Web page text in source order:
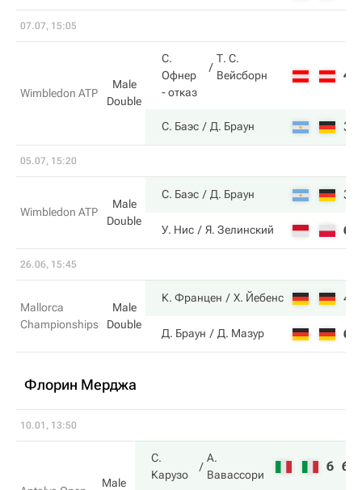
07.07, 15:05
Wimbledon ATP
Male
Double
С.
Офнер
Т. С.
Вейсборн
- отказ
4
С. Баэс Д. Браун 3
05.07, 15:20
Wimbledon ATP
Male
Double
С. Баэс Д. Браун 3
У. Нис Я. Зелинский 6
26.06, 15:45
Mallorca
Championships
Male
Double
К. Францен Х. Йебенс 4
Д. Браун Д. Мазур 6
Флорин Мерджа
10.01, 13:50
Male
С.
Карузо
А.
Вавассори
6 6